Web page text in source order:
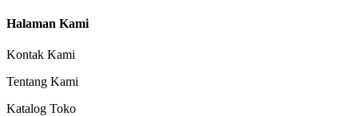
Halaman Kami
Kontak Kami
Tentang Kami
Katalog Toko